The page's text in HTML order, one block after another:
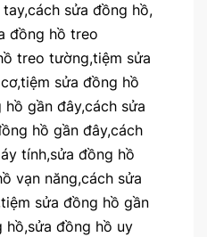
sửa đồng hồ,
đồng hồ treo
treo tường,tiệm sửa
sửa đồng hồ
gần đây,cách sửa
hồ gần đây,cách
tính,sửa đồng hồ
vạn năng,cách sửa
sửa đồng hồ gần
hồ,sửa đồng hồ uy